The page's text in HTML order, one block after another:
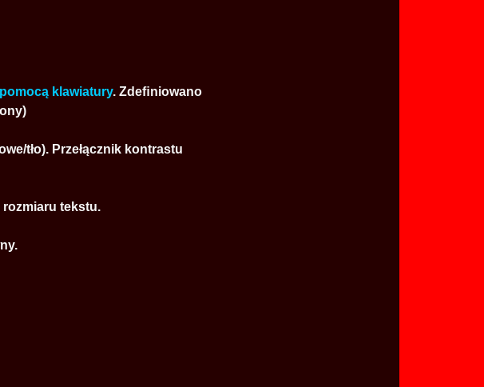
klawiatury. Zdeﬁniowano
tło). Przełącznik kontrastu
tekstu.